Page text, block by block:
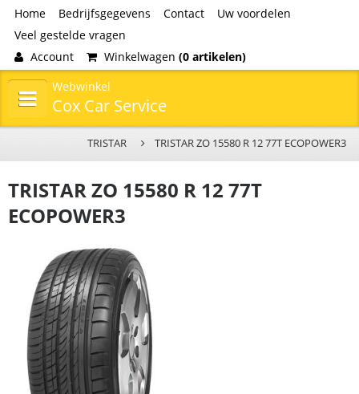
Home Bedrijfsgegevens Contact
Uw voordelen
Veel gestelde vragen
Account
Winkelwagen (0 artikelen)
Webwinkel
Cox Car Service
TRISTAR TRISTAR ZO 15580 R 12 77T ECOPOWER3
TRISTAR ZO 15580 R 12 77T
ECOPOWER3